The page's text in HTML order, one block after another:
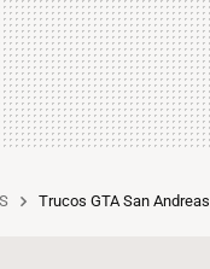
Trucos GTA San Andreas